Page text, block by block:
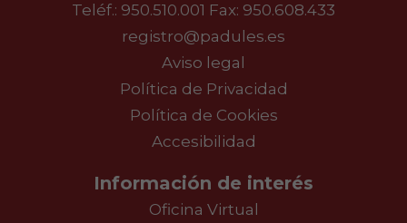
Teléf.: 950.510.001 Fax: 950.608.433
registro@padules.es
Aviso legal
Política de Privacidad
Política de Cookies
Accesibilidad
Información de interés
Oficina Virtual